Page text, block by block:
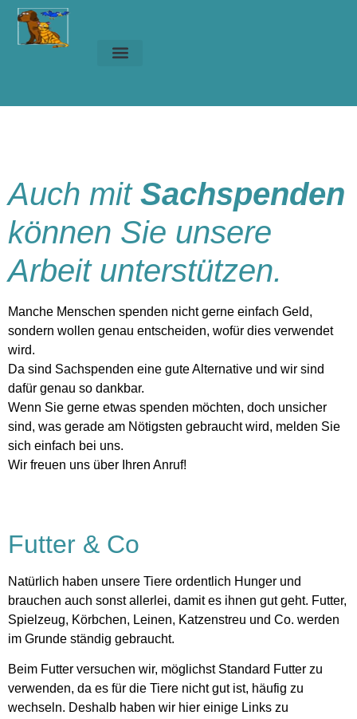
Auch mit Sachspenden
können Sie unsere
Arbeit unterstützen.
Manche Menschen spenden nicht gerne einfach Geld,
sondern wollen genau entscheiden, wofür dies verwendet
wird.
Da sind Sachspenden eine gute Alternative und wir sind
dafür genau so dankbar.
Wenn Sie gerne etwas spenden möchten, doch unsicher
sind, was gerade am Nötigsten gebraucht wird, melden Sie
sich einfach bei uns.
Wir freuen uns über Ihren Anruf!
Futter & Co
Natürlich haben unsere Tiere ordentlich Hunger und
brauchen auch sonst allerlei, damit es ihnen gut geht. Futter,
Spielzeug, Körbchen, Leinen, Katzenstreu und Co. werden
im Grunde ständig gebraucht.
Beim Futter versuchen wir, möglichst Standard Futter zu
verwenden, da es für die Tiere nicht gut ist, häufig zu
wechseln. Deshalb haben wir hier einige Links zu